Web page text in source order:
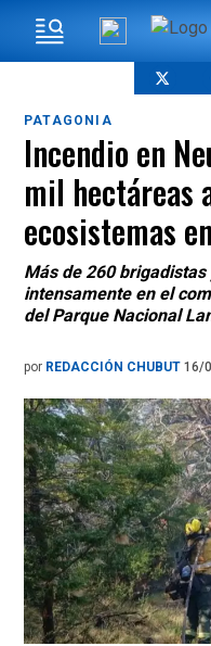
PATAGONIA
Incendio en
mil hectáreas
ecosistemas
Más de 260
intensamente en el
del Parque Nacional
por REDACCIÓN CHUBUT 16/